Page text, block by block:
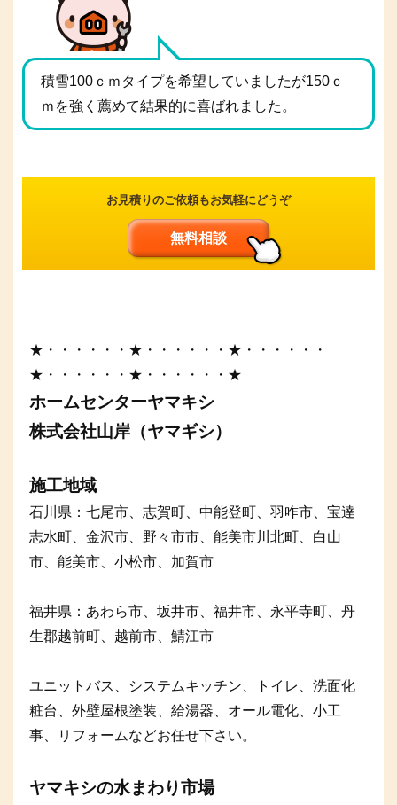
積雪100ｃｍタイプを希望していましたが150ｃ
ｍを強く薦めて結果的に喜ばれました。
お見積りのご依頼もお気軽にどうぞ
無料相談
★・・・・・・★・・・・・・★・・・・・・
★・・・・・・★・・・・・・★
ホームセンターヤマキシ
株式会社山岸（ヤマギシ）
施工地域
石川県：七尾市、志賀町、中能登町、羽咋市、宝達
志水町、金沢市、野々市市、能美市川北町、白山
市、能美市、小松市、加賀市
福井県：あわら市、坂井市、福井市、永平寺町、丹
生郡越前町、越前市、鯖江市
ユニットバス、システムキッチン、トイレ、洗面化
粧台、外壁屋根塗装、給湯器、オール電化、小工
事、リフォームなどお任せ下さい。
ヤマキシの水まわり市場